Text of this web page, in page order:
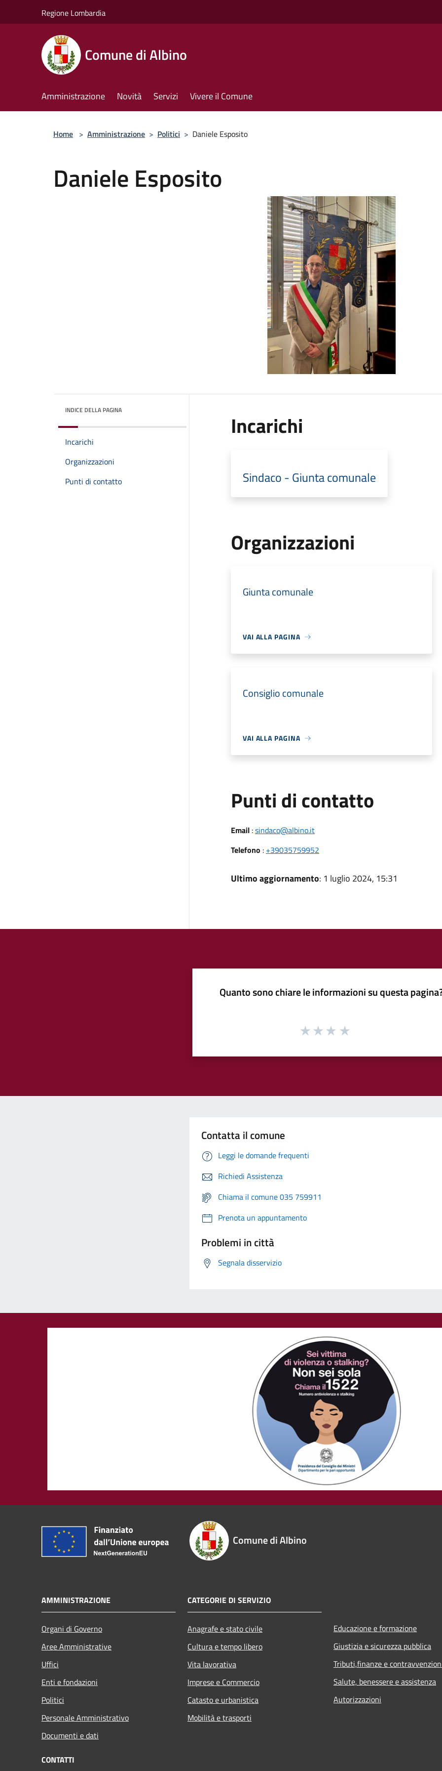
Regione Lombardia
Comune di Albino
Amministrazione Novità Servizi Vivere il Comune
Home > Amministrazione > Politici > Daniele Esposito
Daniele Esposito
INDICE DELLA PAGINA
Incarichi
Organizzazioni
Punti di contatto
Incarichi
Sindaco - Giunta comunale
Organizzazioni
Giunta comunale
VAI ALLA PAGINA
Consiglio comunale
VAI ALLA PAGINA
Punti di contatto
Email:sindaco@albino.it
Telefono : +39035759952
Ultimo aggiornamento: 1 luglio 2024, 15:31
Quanto sono chiare le informazioni su questa
Contatta il comune
Leggi le domande frequenti
Richiedi Assistenza
Chiama il comune 035 759911
Prenota un appuntamento
Problemi in città
Segnala disservizio
Comune di Albino
AMMINISTRAZIONE
Organi di Governo
Aree Amministrative
Uffici
Enti e fondazioni
Politici
Personale Amministrativo
Documenti e dati
CATEGORIE DI SERVIZIO
Anagrafe e stato civile
Cultura e tempo libero
Vita lavorativa
Imprese e Commercio
Catasto e urbanistica
Mobilità e trasporti
Educazione e formazione
Giustizia e sicurezza pubblica
Tributi,finanze e
Salute, benessere e assistenza
Autorizzazioni
CONTATTI